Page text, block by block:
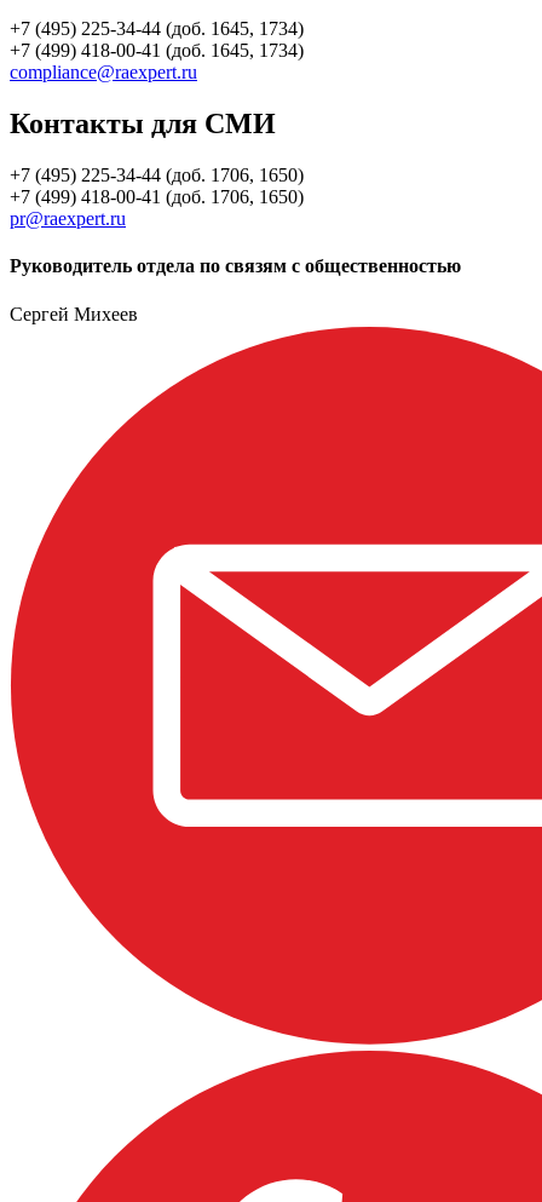
+7 (495) 225-34-44 (доб. 1645, 1734)
+7 (499) 418-00-41 (доб. 1645, 1734)
compliance@raexpert.ru
Контакты для СМИ
+7 (495) 225-34-44 (доб. 1706, 1650)
+7 (499) 418-00-41 (доб. 1706, 1650)
pr@raexpert.ru
Руководитель отдела по связям с общественностью
Сергей Михеев